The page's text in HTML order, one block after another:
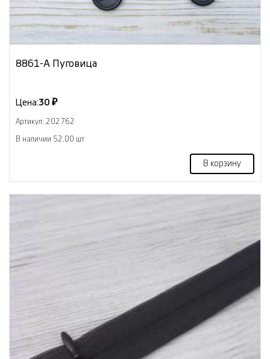
8861-А Пуговица
Цена:30 ₽
Артикул: 202762
В наличии 52.00 шт
В корзину